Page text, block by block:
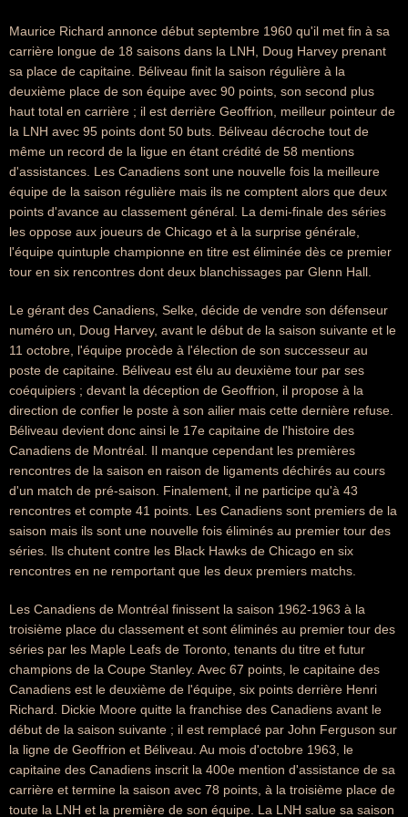
Maurice Richard annonce début septembre 1960 qu'il met fin à sa
carrière longue de 18 saisons dans la LNH, Doug Harvey prenant
sa place de capitaine. Béliveau finit la saison régulière à la
deuxième place de son équipe avec 90 points, son second plus
haut total en carrière ; il est derrière Geoffrion, meilleur pointeur de
la LNH avec 95 points dont 50 buts. Béliveau décroche tout de
même un record de la ligue en étant crédité de 58 mentions
d'assistances. Les Canadiens sont une nouvelle fois la meilleure
équipe de la saison régulière mais ils ne comptent alors que deux
points d'avance au classement général. La demi-finale des séries
les oppose aux joueurs de Chicago et à la surprise générale,
l'équipe quintuple championne en titre est éliminée dès ce premier
tour en six rencontres dont deux blanchissages par Glenn Hall.
Le gérant des Canadiens, Selke, décide de vendre son défenseur
numéro un, Doug Harvey, avant le début de la saison suivante et le
11 octobre, l'équipe procède à l'élection de son successeur au
poste de capitaine. Béliveau est élu au deuxième tour par ses
coéquipiers ; devant la déception de Geoffrion, il propose à la
direction de confier le poste à son ailier mais cette dernière refuse.
Béliveau devient donc ainsi le 17e capitaine de l'histoire des
Canadiens de Montréal. Il manque cependant les premières
rencontres de la saison en raison de ligaments déchirés au cours
d'un match de pré-saison. Finalement, il ne participe qu'à 43
rencontres et compte 41 points. Les Canadiens sont premiers de la
saison mais ils sont une nouvelle fois éliminés au premier tour des
séries. Ils chutent contre les Black Hawks de Chicago en six
rencontres en ne remportant que les deux premiers matchs.
Les Canadiens de Montréal finissent la saison 1962-1963 à la
troisième place du classement et sont éliminés au premier tour des
séries par les Maple Leafs de Toronto, tenants du titre et futur
champions de la Coupe Stanley. Avec 67 points, le capitaine des
Canadiens est le deuxième de l'équipe, six points derrière Henri
Richard. Dickie Moore quitte la franchise des Canadiens avant le
début de la saison suivante ; il est remplacé par John Ferguson sur
la ligne de Geoffrion et Béliveau. Au mois d'octobre 1963, le
capitaine des Canadiens inscrit la 400e mention d'assistance de sa
carrière et termine la saison avec 78 points, à la troisième place de
toute la LNH et la première de son équipe. La LNH salue sa saison